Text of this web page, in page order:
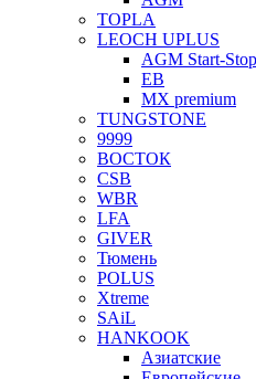
TOPLA
LEOCH UPLUS
AGM Start-Stop
EB
MX premium
TUNGSTONE
9999
ВОСТОК
CSB
WBR
LFA
GIVER
Тюмень
POLUS
Xtreme
SAiL
HANKOOK
Азиатские